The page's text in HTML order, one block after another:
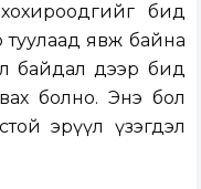
бид
туулаад явж байна
байдал дээр бид
болно. Энэ бол
эрүүл үзэгдэл